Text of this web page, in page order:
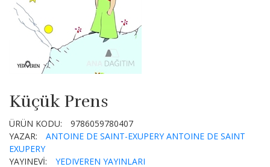
Küçük Prens
ÜRÜN KODU:
9786059780407
YAZAR:
ANTOINE DE SAINT-EXUPERY ANTOINE DE SAINT
EXUPERY
YAYINEVİ:
YEDIVEREN YAYINLARI